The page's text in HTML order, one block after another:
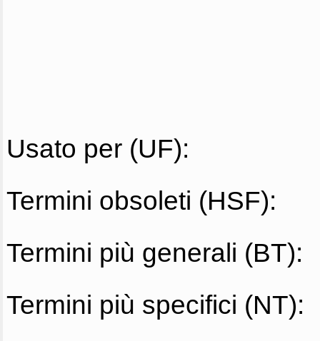
Usato per (UF):
Termini obsoleti (HSF):
Termini più generali (BT):
Termini più specifici (NT):